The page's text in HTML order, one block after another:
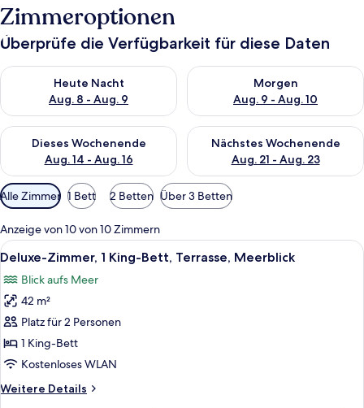
Zimmeroptionen
Überprüfe die Verfügbarkeit für diese Daten
Heute Nacht
Aug. 8 - Aug. 9
Überprüfe die Verfügbarkeit für heute Nacht, Aug. 8 - Aug. 9.
Morgen
Aug. 9 - Aug. 10
Überprüfe die Verfügbarkeit
Dieses Wochenende
Aug. 14 - Aug. 16
Überprüfe die Verfügbarkeit für dieses Wochenende, Aug. 14
Nächstes Wochenende
Aug. 21 - Aug. 23
Überprüfe die Verfügbarkeit
Verfügbare
Filter
für
Zimmer
Alle Zimmer 1 Bett 2 Betten Über 3 Betten
Anzeige von 10 von 10 Zimmern
Alle
Fotos
für
Deluxe-
Zimmer,
1 King-
Bett,
Meerblick
Deluxe-Zimmer, 1 King-Bett,
10
Deluxe-Zimmer, 1 King-Bett, Terrasse, Meerblick
Blick aufs Meer
42 m²
Platz für 2 Personen
1 King-Bett
Kostenloses WLAN
Weitere Details
Weitere